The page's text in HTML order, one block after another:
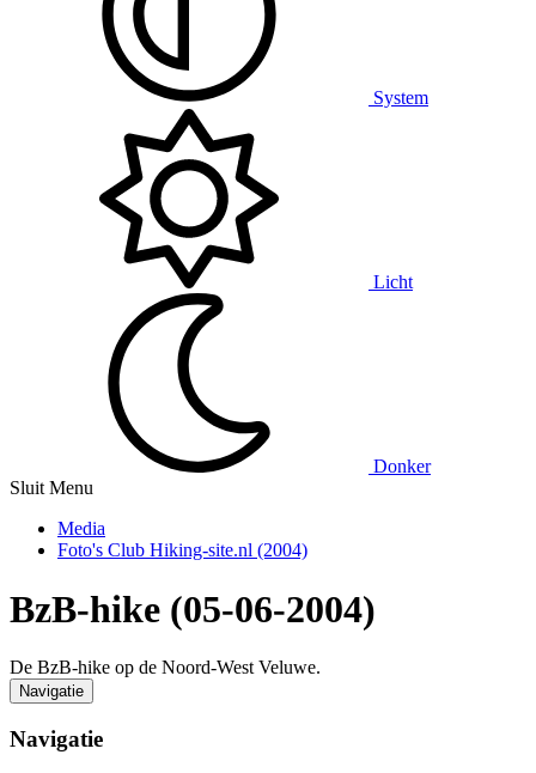
System
Licht
Donker
Sluit Menu
Media
Foto's Club Hiking-site.nl (2004)
BzB-hike (05-06-2004)
De BzB-hike op de Noord-West Veluwe.
Navigatie
Navigatie